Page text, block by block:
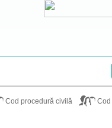
Cod procedură civilă